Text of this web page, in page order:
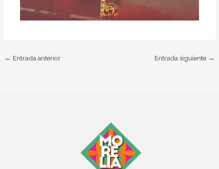
← Entrada anterior Entrada siguiente →